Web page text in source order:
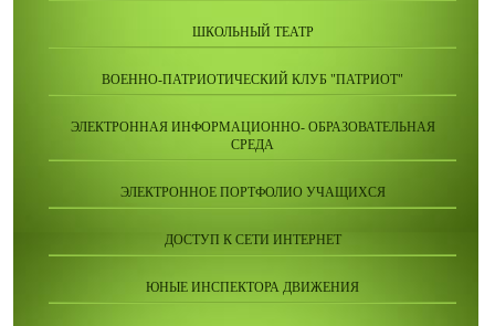
ШКОЛЬНЫЙ ТЕАТР
ВОЕННО-ПАТРИОТИЧЕСКИЙ КЛУБ "ПАТРИОТ"
ЭЛЕКТРОННАЯ ИНФОРМАЦИОННО- ОБРАЗОВАТЕЛЬНАЯ
СРЕДА
ЭЛЕКТРОННОЕ ПОРТФОЛИО УЧАЩИХСЯ
ДОСТУП К СЕТИ ИНТЕРНЕТ
ЮНЫЕ ИНСПЕКТОРА ДВИЖЕНИЯ